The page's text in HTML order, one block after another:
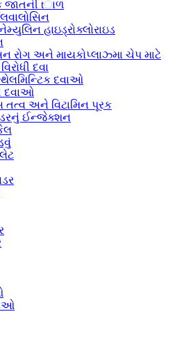
tાળ
હાઇડ્રોક્લોરાઇડ
રોગ અને માયકોપ્લાઝ્મા ચેપ માટે
દવા
દવાઓ
દવાઓ
તત્વ અને વિટામિન પૂરક
ઈન્જેક્શન